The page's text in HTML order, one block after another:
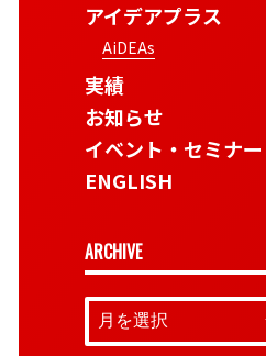
アイデアプラス
AiDEAs
実績
お知らせ
イベント・セミナー
ENGLISH
ARCHIVE